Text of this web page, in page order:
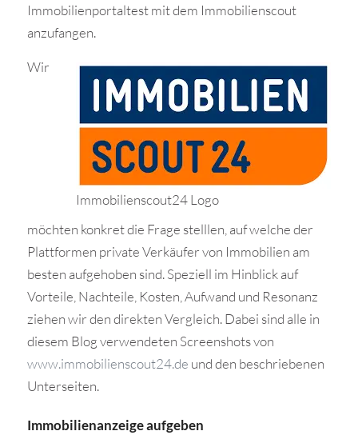
Immobilienportaltest mit dem Immobilienscout
anzufangen.
Immobilienscout24 Logo
Wir
möchten konkret die Frage stelllen, auf welche der
Plattformen private Verkäufer von Immobilien am
besten aufgehoben sind. Speziell im Hinblick auf
Vorteile, Nachteile, Kosten, Aufwand und Resonanz
ziehen wir den direkten Vergleich. Dabei sind alle in
diesem Blog verwendeten Screenshots von
www.immobilienscout24.de und den beschriebenen
Unterseiten.
Immobilienanzeige aufgeben